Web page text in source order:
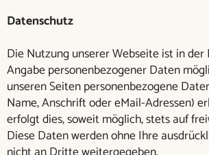
Datenschutz
Die Nutzung unserer Webseite ist in der
Angabe personenbezogener Daten
unseren Seiten personenbezogene
Name, Anschrift oder eMail-Adressen)
erfolgt dies, soweit möglich, stets auf
Diese Daten werden ohne Ihre